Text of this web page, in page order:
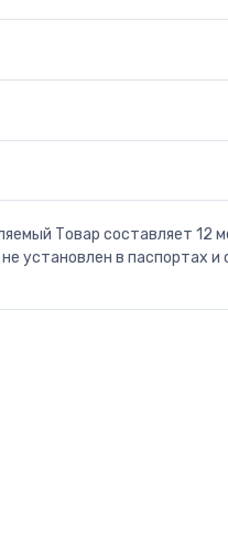
Товар составляет 12
установлен в паспортах